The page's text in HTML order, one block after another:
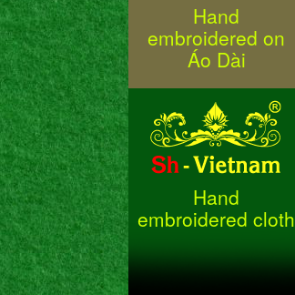
Hand
embroidered on
Áo Dài
Hand
embroidered cloth